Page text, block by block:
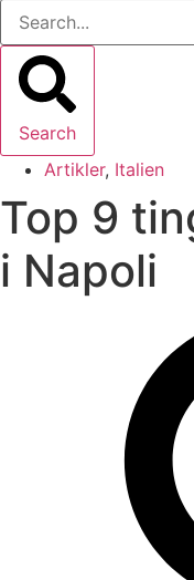
Search
Artikler, Italien
Top 9
i Napoli